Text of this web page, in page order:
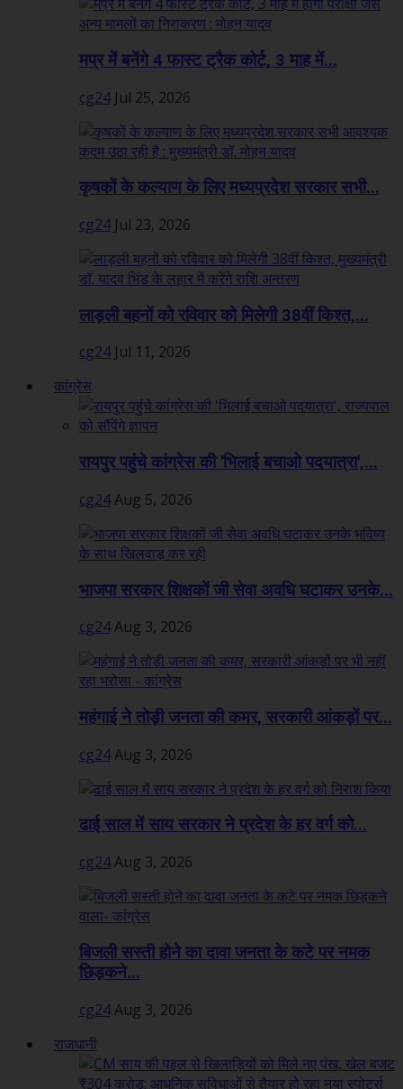
मप्र में बनेंगे 4 फास्ट ट्रैक कोर्ट, 3 माह में...
cg24 Jul 25, 2026
कृषकों के कल्याण के लिए मध्यप्रदेश सरकार सभी...
cg24 Jul 23, 2026
लाड़ली बहनों को रविवार को मिलेगी 38वीं किश्त,...
cg24 Jul 11, 2026
कांग्रेस
रायपुर पहुंचे कांग्रेस की 'भिलाई बचाओ पदयात्रा',...
cg24Aug 5, 2026
भाजपा सरकार शिक्षकों जी सेवा अवधि घटाकर उनके...
cg24Aug 3, 2026
महंगाई ने तोड़ी जनता की कमर, सरकारी आंकड़ों पर...
cg24Aug 3, 2026
ढाई साल में साय सरकार ने प्रदेश के हर वर्ग को...
cg24Aug 3, 2026
बिजली सस्ती होने का दावा जनता के कटे पर नमक
छिड़कने...
cg24Aug 3, 2026
राजधानी